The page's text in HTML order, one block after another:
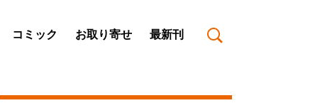
コミック お取り寄せ 最新刊